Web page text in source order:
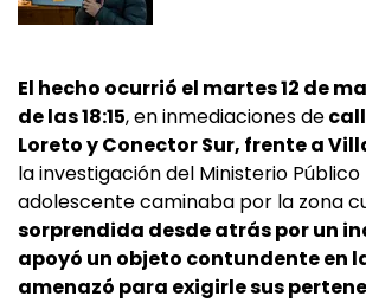
El hecho ocurrió el martes 12 de
de las 18:15, en inmediaciones de
Loreto y Conector Sur, frente a
la investigación del Ministerio Público
adolescente caminaba por la zona
sorprendida desde atrás por un
apoyó un objeto contundente en
amenazó para exigirle sus